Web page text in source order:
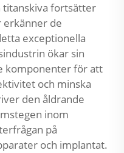
titanskiva fortsätter
erkänner de
exceptionella
ökar sin
komponenter för att
och minska
den åldrande
inom
på
och implantat.